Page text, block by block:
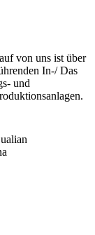
von uns ist über
In-/ Das
und